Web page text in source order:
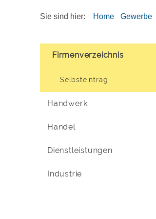
Sie sind hier: Home Gewerbe
Firmenverzeichnis
Selbsteintrag
Handwerk
Handel
Dienstleistungen
Industrie